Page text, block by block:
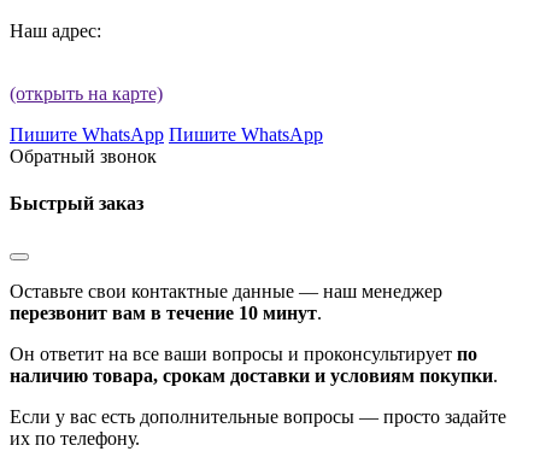
Наш адрес:
(открыть на карте)
Пишите WhatsApp Пишите WhatsApp
Обратный звонок
Быстрый заказ
Оставьте свои контактные данные — наш менеджер
перезвонит вам в течение 10 минут.
Он ответит на все ваши вопросы и проконсультирует по
наличию товара, срокам доставки и условиям покупки.
Если у вас есть дополнительные вопросы — просто задайте
их по телефону.